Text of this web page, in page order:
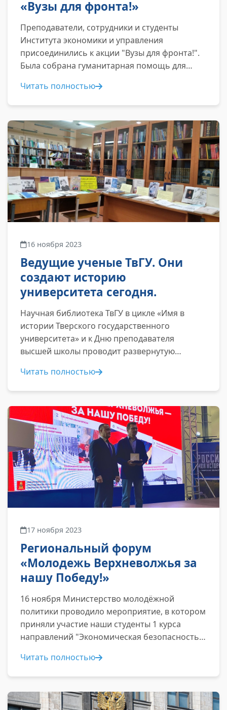
«Вузы для фронта!»
Преподаватели, сотрудники и студенты
Института экономики и управления
присоединились к акции "Вузы для фронта!".
Была собрана гуманитарная помощь для
Читать полностью
16 ноября 2023
Ведущие ученые ТвГУ. Они
создают историю
университета сегодня.
Научная библиотека ТвГУ в цикле «Имя в
истории Тверского государственного
университета» и к Дню преподавателя
высшей школы проводит развернутую
Читать полностью
17 ноября 2023
Региональный форум
«Молодежь Верхневолжья за
нашу Победу!»
16 ноября Министерство молодёжной
политики проводило мероприятие, в котором
приняли участие наши студенты 1 курса
направлений "Экономическая безопасность"
Читать полностью